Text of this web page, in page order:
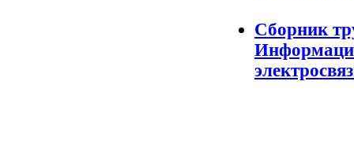
Сборник